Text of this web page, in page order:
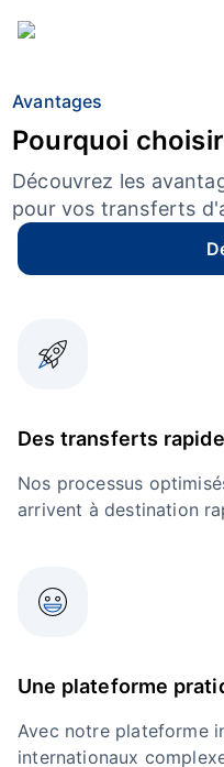
Avantages
Pourquoi
Découvrez les
pour vos transferts
Des transferts
Nos processus
arrivent à destination
Une plateforme
Avec notre plateforme
internationaux